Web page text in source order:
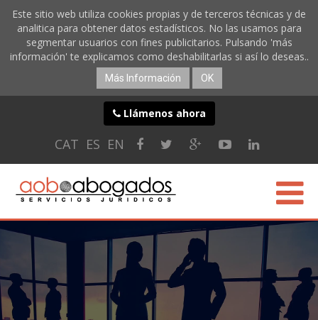
Este sitio web utiliza cookies propias y de terceros técnicas y de
analitica para obtener datos estadísticos. No las usamos para
segmentar usuarios con fines publicitarios. Pulsando 'más
información' te explicamos como deshabilitarlas si así lo deseas..
Más Información OK
Llámenos ahora
CAT ES EN
CONÓCENOS
SERVICIOS ONLINE
BLOG